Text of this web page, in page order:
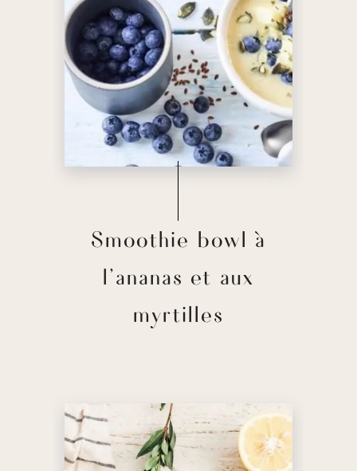
Smoothie bowl à
l’ananas et aux
myrtilles